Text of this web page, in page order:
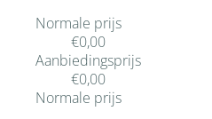
Normale prijs
€0,00
Aanbiedingsprijs
€0,00
Normale prijs